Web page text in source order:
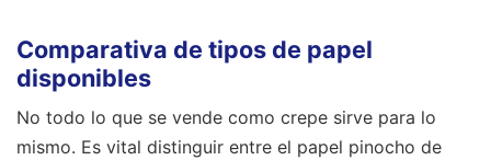
Comparativa de tipos de papel
disponibles
No todo lo que se vende como crepe sirve para lo
mismo. Es vital distinguir entre el papel pinocho de